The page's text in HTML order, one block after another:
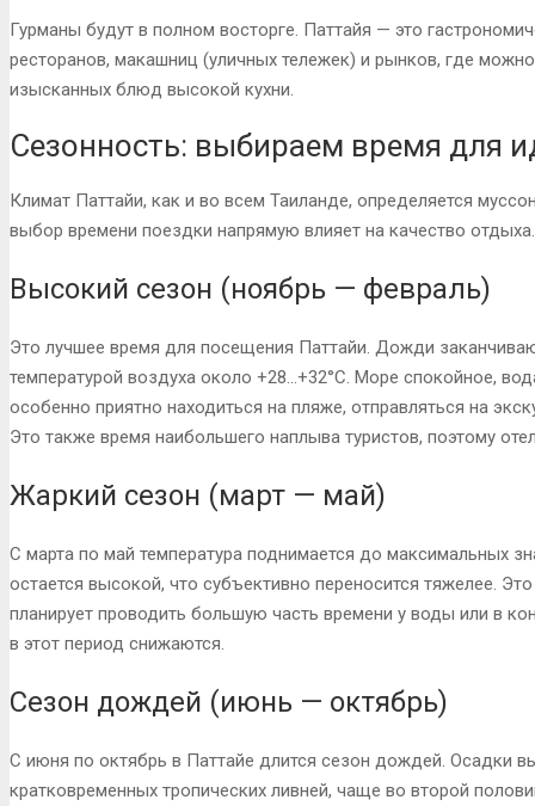
Гурманы будут в полном восторге. Паттайя — это
ресторанов, макашниц (уличных тележек) и рынков, где
изысканных блюд высокой кухни.
Сезонность: выбираем время для
Климат Паттайи, как и во всем Таиланде, определяется
выбор времени поездки напрямую влияет на качество отдыха.
Высокий сезон (ноябрь — февраль)
Это лучшее время для посещения Паттайи. Дожди
температурой воздуха около +28…+32°C. Море спокойное,
особенно приятно находиться на пляже, отправляться на
Это также время наибольшего наплыва туристов, поэтому
Жаркий сезон (март — май)
С марта по май температура поднимается до максимальных
остается высокой, что субъективно переносится тяжелее.
планирует проводить большую часть времени у воды или в
в этот период снижаются.
Сезон дождей (июнь — октябрь)
С июня по октябрь в Паттайе длится сезон дождей. Осадки
кратковременных тропических ливней, чаще во второй